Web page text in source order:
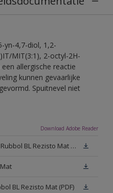
yn-4,7-diol, 1,2-
MIT(3:1), 2-octyl-2H-
allergische reactie
kunnen gevaarlijke
Spuitnevel niet
Download Adobe Reader
Technisch Informatieblad Rubbol BL Rezisto Mat (PDF)
BL Rezisto Mat (PDF)